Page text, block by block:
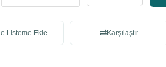
Listeme Ekle Karşılaştır